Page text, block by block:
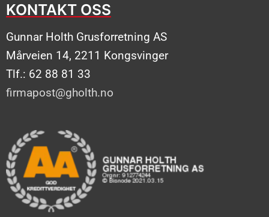
KONTAKT OSS
Gunnar Holth Grusforretning AS
Mårveien 14, 2211 Kongsvinger
Tlf.: 62 88 81 33
firmapost@gholth.no